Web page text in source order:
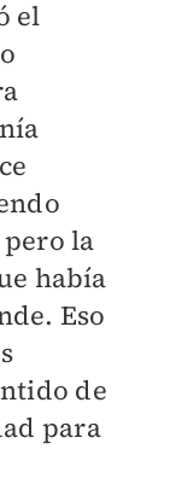
el
la
había
Eso
de
para